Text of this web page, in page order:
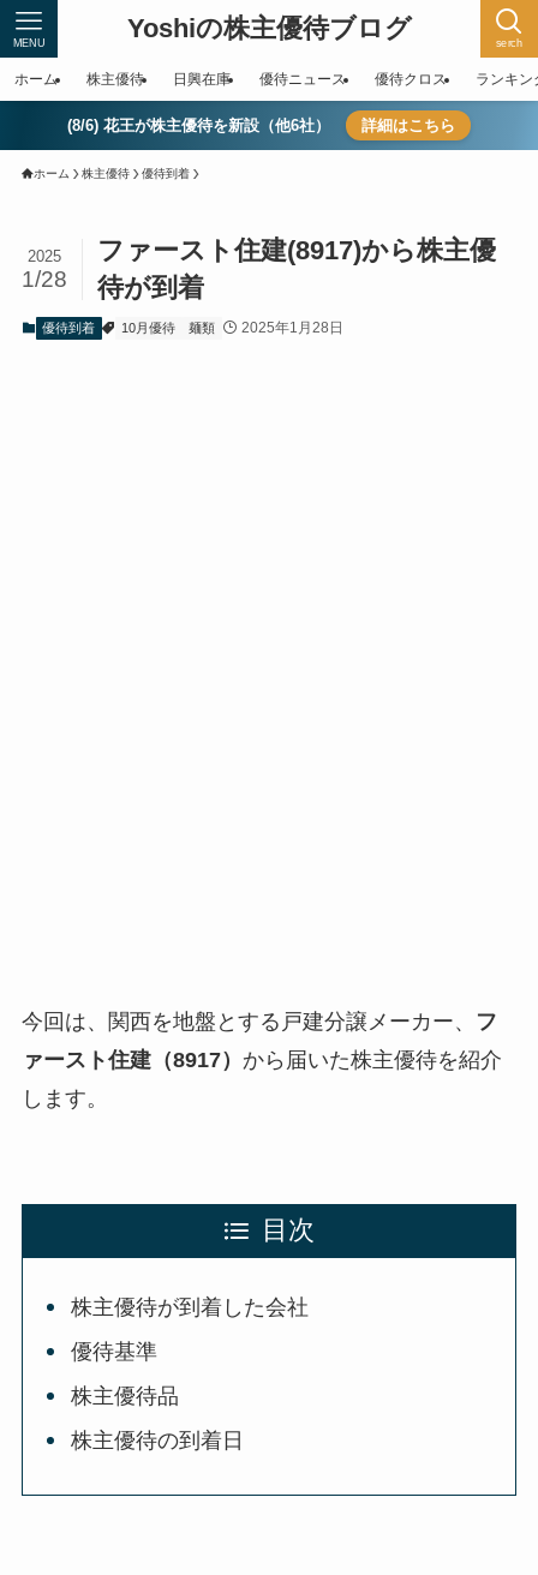
Yoshiの株主優待ブログ serch
MENU
ホーム 株主優待 日興在庫 優待ニュース 優待クロス ランキン
(8/6) 花王が株主優待を新設（他6社） 詳細はこちら
ホーム 株主優待 優待到着
ファースト住建(8917)から株主優
待が到着
2025
1/28
優待到着 10月優待 麺類 2025年1月28日
今回は、関西を地盤とする戸建分譲メーカー、
フ
ァースト住建（8917） から届いた株主優待を紹介
します。
目次
株主優待が到着した会社
優待基準
株主優待品
株主優待の到着日